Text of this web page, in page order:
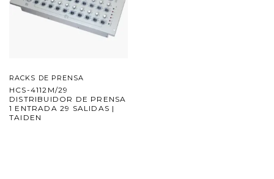
RACKS DE PRENSA
HCS-4112M/29
DISTRIBUIDOR DE PRENSA
1 ENTRADA 29 SALIDAS |
TAIDEN